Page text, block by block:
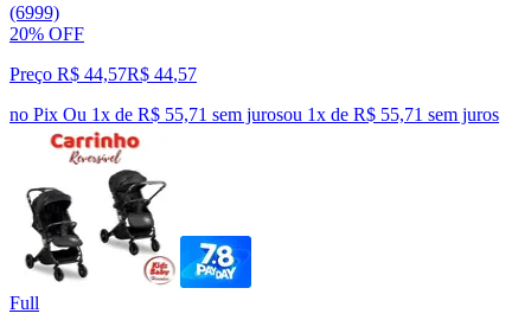
(6999)
20% OFF
Preço R$ 44,57R$ 44,57
no Pix Ou 1x de R$ 55,71 sem jurosou 1x de R$ 55,71 sem juros
Full